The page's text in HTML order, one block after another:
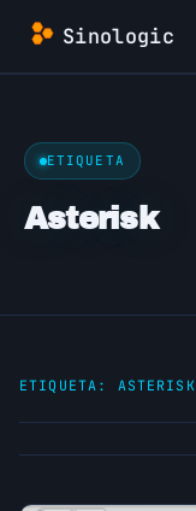
Saltar
contenido
Sinologic
ETIQUETA
Asterisk
ETIQUETA: ASTERISK